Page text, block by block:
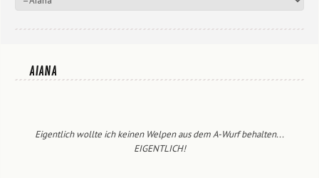
AIANA
Eigentlich wollte ich keinen Welpen aus dem A-Wurf behalten...
EIGENTLICH!